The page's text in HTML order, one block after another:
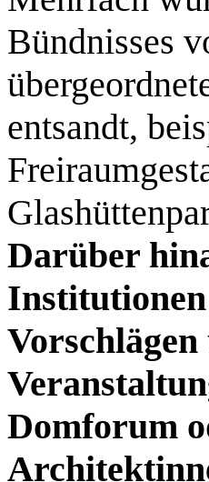
Bündnisses
entsandt,
Darüber
Domforum